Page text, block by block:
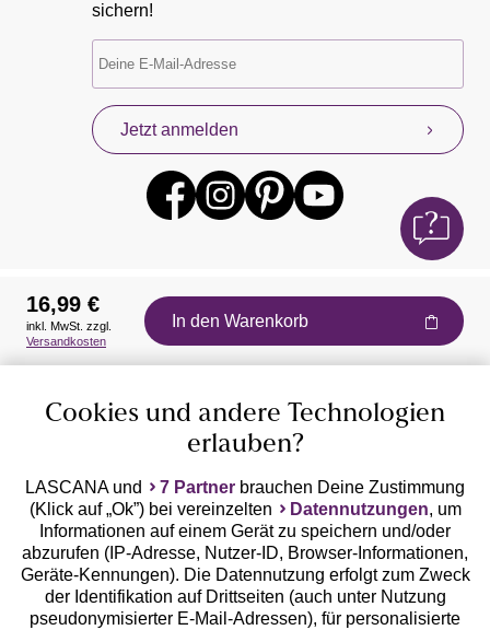
sichern!
Jetzt anmelden
Auszeichnungen
Geprüfte Sicherheit
16,99 €
inkl. MwSt. zzgl.
Versandkosten
In den Warenkorb
Cookies und andere Technologien
erlauben?
LASCANA und 7 Partner brauchen Deine Zustimmung
(Klick auf „Ok”) bei vereinzelten
Datennutzungen, um
Informationen auf einem Gerät zu speichern und/oder
abzurufen (IP-Adresse, Nutzer-ID, Browser-Informationen,
Geräte-Kennungen). Die Datennutzung erfolgt zum Zweck
der Identifikation auf Drittseiten (auch unter Nutzung
pseudonymisierter E-Mail-Adressen), für personalisierte